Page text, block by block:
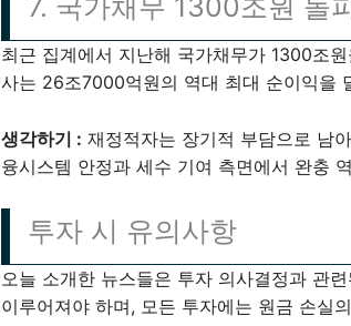
7. 국가채무 1300조원 돌
최근 집계에서 지난해 국가채무가 1300조
사는 26조7000억원의 역대 최대 순이익을
생각하기 : 재정적자는 장기적 부담으로 남
융시스템 안정과 세수 기여 측면에서 완충
투자 시 유의사항
오늘 소개한 뉴스들은 투자 의사결정과 관
이루어져야 하며, 모든 투자에는 원금 손실